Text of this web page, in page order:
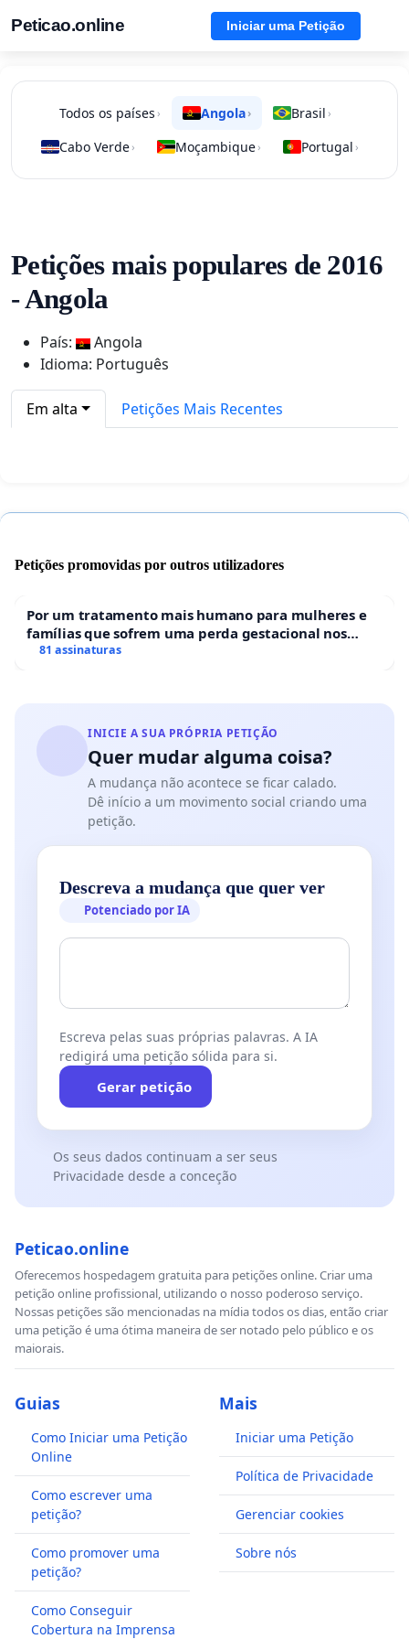
Peticao.online Iniciar uma Petição
Todos os países › Angola› Brasil ›
Cabo Verde› Moçambique› Portugal ›
Petições mais populares de 2016
- Angola
País:
Angola
Idioma: Português
Em alta Petições Mais Recentes
Petições promovidas por outros utilizadores
Por um tratamento mais humano para mulheres e
famílias que sofrem uma perda gestacional nos
hospitais portugueses
81 assinaturas
INICIE A SUA PRÓPRIA PETIÇÃO
Quer mudar alguma coisa?
A mudança não acontece se ficar calado.
Dê início a um movimento social criando uma
petição.
Descreva a mudança que quer ver
Potenciado por IA
Escreva pelas suas próprias palavras. A IA
redigirá uma petição sólida para si.
Gerar petição
Os seus dados continuam a ser seus
Privacidade desde a conceção
Peticao.online
Oferecemos hospedagem gratuita para petições online. Criar uma
petição online profissional, utilizando o nosso poderoso serviço.
Nossas petições são mencionadas na mídia todos os dias, então criar
uma petição é uma ótima maneira de ser notado pelo público e os
maiorais.
Guias
Como Iniciar uma Petição
Online
Como escrever uma
petição?
Como promover uma
petição?
Como Conseguir
Cobertura na Imprensa
Mais
Iniciar uma Petição
Política de Privacidade
Gerenciar cookies
Sobre nós